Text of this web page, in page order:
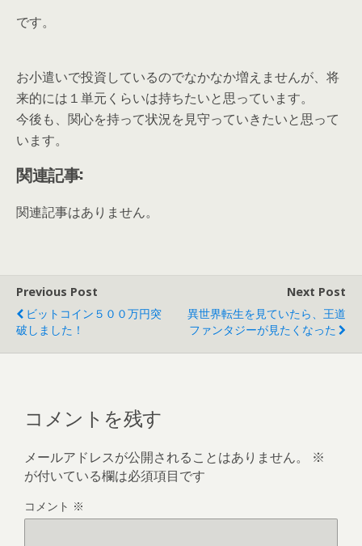
です。
お小遣いで投資しているのでなかなか増えませんが、将
来的には１単元くらいは持ちたいと思っています。
今後も、関心を持って状況を見守っていきたいと思って
います。
関連記事:
関連記事はありません。
Previous Post
ビットコイン５００万円突
破しました！
Next Post
異世界転生を見ていたら、王道
ファンタジーが見たくなった
コメントを残す
メールアドレスが公開されることはありません。
※
が付いている欄は必須項目です
コメント ※